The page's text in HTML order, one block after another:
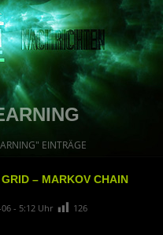
EINTRÄGE
– MARKOV CHAIN
- 5:12 Uhr 126